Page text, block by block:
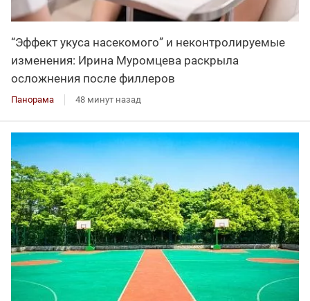
“Эффект укуса насекомого” и неконтролируемые
изменения: Ирина Муромцева раскрыла
осложнения после филлеров
Панорама 48 минут назад